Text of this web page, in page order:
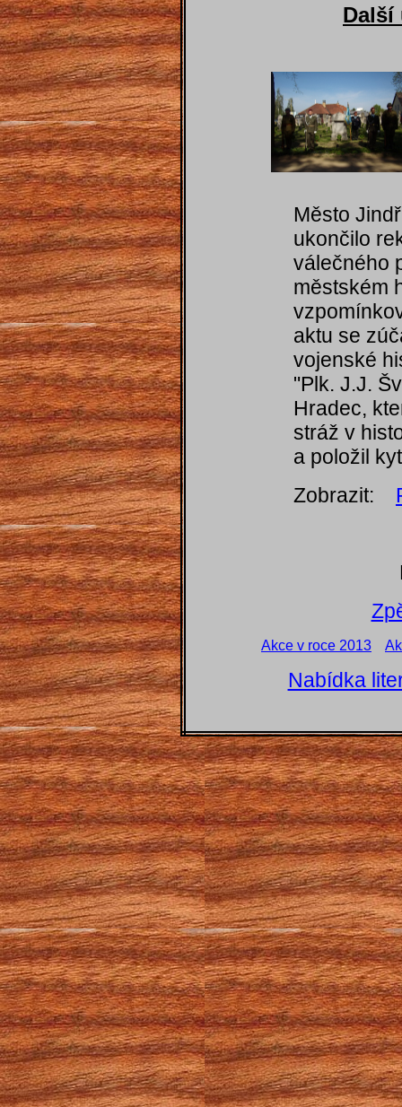
Další
Město
ukončilo
válečného
městském
aktu se
vojenské
"Plk. J.J.
Hradec,
stráž v
a položil
Zobrazit:
Akce v roce 2013
Nabídka